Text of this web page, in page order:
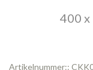
400 x
Artikelnummer::